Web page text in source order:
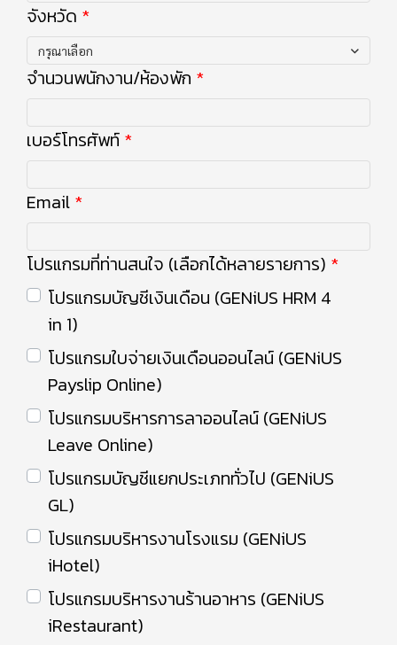
จังหวัด
กรุณาเลือก
จำนวนพนักงาน/ห้องพัก
เบอร์โทรศัพท์
Email
โปรแกรมที่ท่านสนใจ (เลือกได้หลายรายการ)
โปรแกรมบัญชีเงินเดือน (GENiUS HRM 4
in 1)
โปรแกรมใบจ่ายเงินเดือนออนไลน์ (GENiUS
Payslip Online)
โปรแกรมบริหารการลาออนไลน์ (GENiUS
Leave Online)
โปรแกรมบัญชีแยกประเภททั่วไป (GENiUS
GL)
โปรแกรมบริหารงานโรงแรม (GENiUS
iHotel)
โปรแกรมบริหารงานร้านอาหาร (GENiUS
iRestaurant)